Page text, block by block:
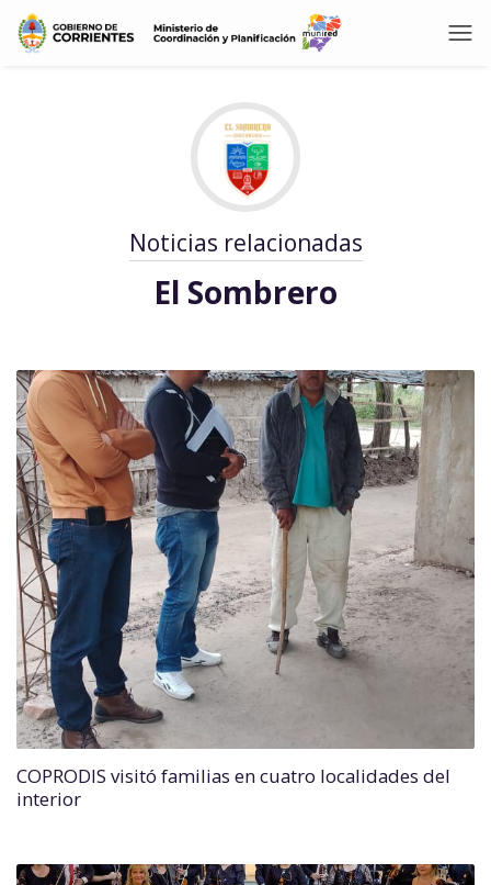
Noticias relacionadas
El Sombrero
COPRODIS visitó familias en cuatro localidades del
interior